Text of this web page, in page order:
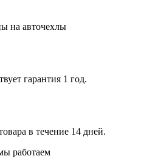
на авточехлы
гарантия 1 год.
в течение 14 дней.
работаем